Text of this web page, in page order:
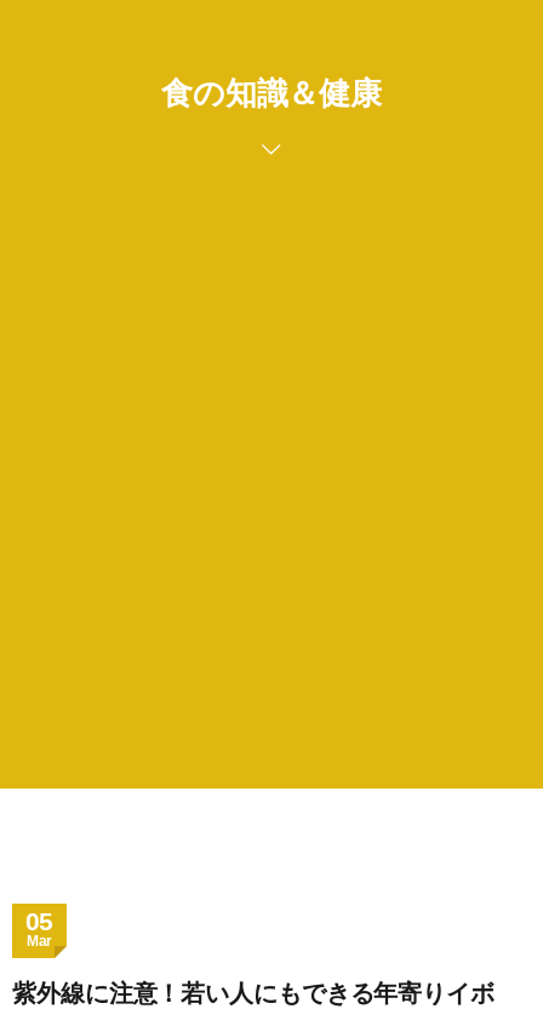
食の知識＆健康
05
Mar
紫外線に注意！若い人にもできる年寄りイボ